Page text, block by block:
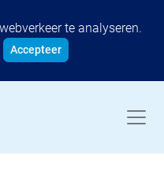
te analyseren.
Accepteer